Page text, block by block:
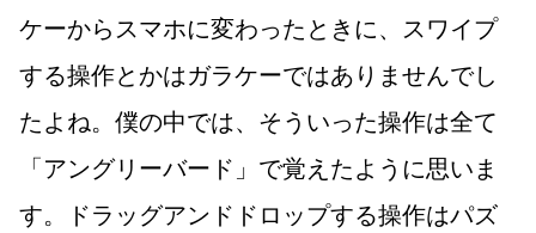
ケーからスマホに変わったときに、スワイプ
する操作とかはガラケーではありませんでし
たよね。僕の中では、そういった操作は全て
「アングリーバード」で覚えたように思いま
す。ドラッグアンドドロップする操作はパズ